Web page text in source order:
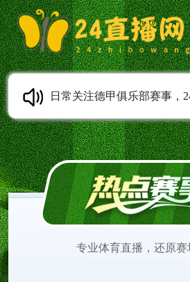
日常关注德甲俱乐部赛事，
甲直播内容。德甲高清直播
程无需安装任何插件。平台
专业体育直播，还原赛